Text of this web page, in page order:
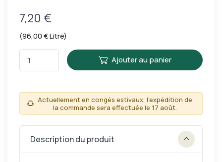
7,20 €
(96,00 € Litre)
Ajouter au panier
🌻 Actuellement en congés estivaux, l'expédition de
la commande sera effectuée le 17 août.
Description du produit